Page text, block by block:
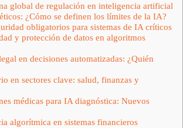
global de regulación en inteligencia artificial
¿Cómo se definen los límites de la IA?
obligatorios para sistemas de IA críticos
y protección de datos en algoritmos
en decisiones automatizadas: ¿Quién
en sectores clave: salud, finanzas y
médicas para IA diagnóstica: Nuevos
algorítmica en sistemas financieros